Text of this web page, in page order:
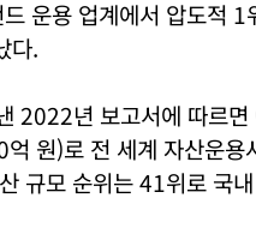
운용 업계에서 압도적
다.
2022년 보고서에 따르
원)로 전 세계 자산운용
규모 순위는 41위로 국